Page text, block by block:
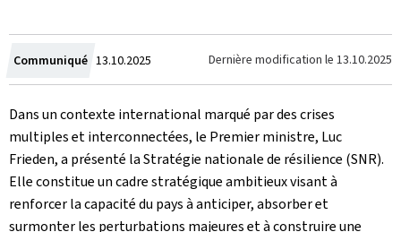
Communiqué Crée
le
13.10.2025 Dernière modification le 13.10.2025
Dans un contexte international marqué par des crises
multiples et interconnectées, le Premier ministre, Luc
Frieden, a présenté la Stratégie nationale de résilience (SNR).
Elle constitue un cadre stratégique ambitieux visant à
renforcer la capacité du pays à anticiper, absorber et
surmonter les perturbations majeures et à construire une